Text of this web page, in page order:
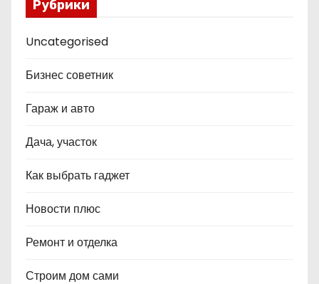
Рубрики
Uncategorised
Бизнес советник
Гараж и авто
Дача, участок
Как выбрать гаджет
Новости плюс
Ремонт и отделка
Строим дом сами